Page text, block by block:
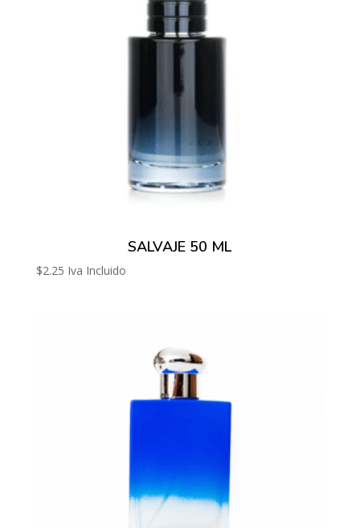
SALVAJE 50 ML
$2.25 Iva Incluido